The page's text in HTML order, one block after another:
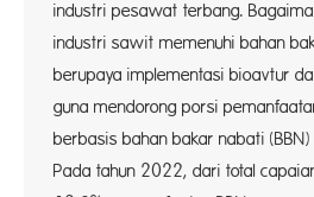
industri pesawat terbang.
industri sawit memenuhi bahan
berupaya implementasi bioavtur
guna mendorong porsi
berbasis bahan bakar nabati
Pada tahun 2022, dari total